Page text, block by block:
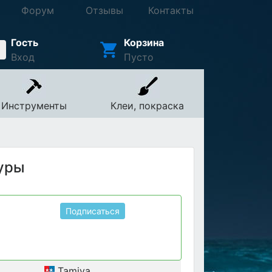
Форум Отзывы Контакты
Гость
Вход
Корзина
Пусто
Инструменты Клеи, покраска
Подписаться